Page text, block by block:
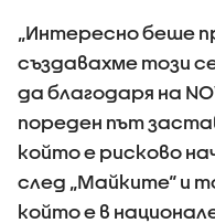
„Интересно беше
създавахме този
да благодаря на
пореден път
който е рисково
след „Майките“ и
който е в